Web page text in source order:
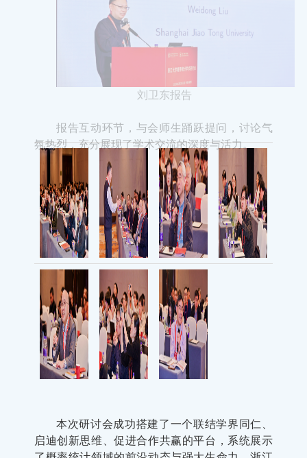
刘卫东报告
报告互动环节，与会师生踊跃提问，讨论气
本次研讨会成功搭建了一个联结学界同仁、
启迪创新思维、促进合作共赢的平台，系统展示